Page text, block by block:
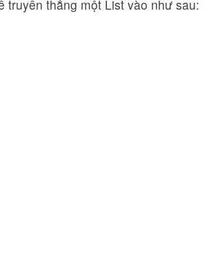
truyền thẳng một List vào như sau: